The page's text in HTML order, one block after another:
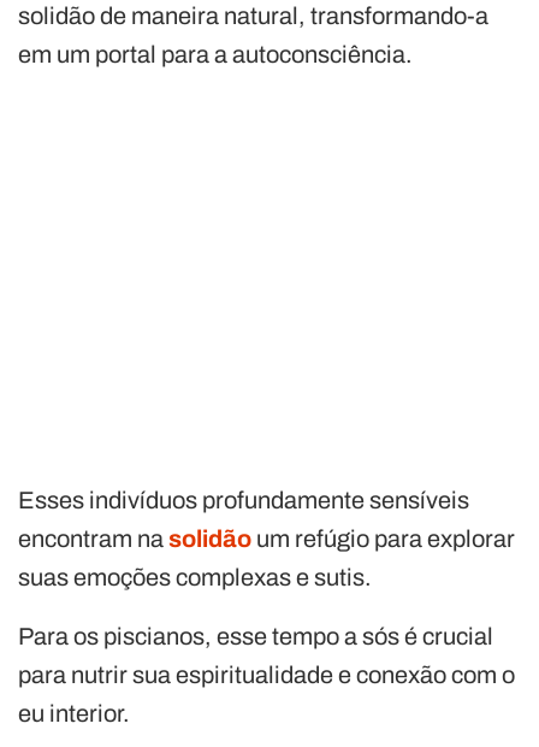
solidão de maneira natural, transformando-a
em um portal para a autoconsciência.
Esses indivíduos profundamente sensíveis
encontram nasolidão um refúgio para explorar
suas emoções complexas e sutis.
Para os piscianos, esse tempo a sós é crucial
para nutrir sua espiritualidade e conexão com o
eu interior.